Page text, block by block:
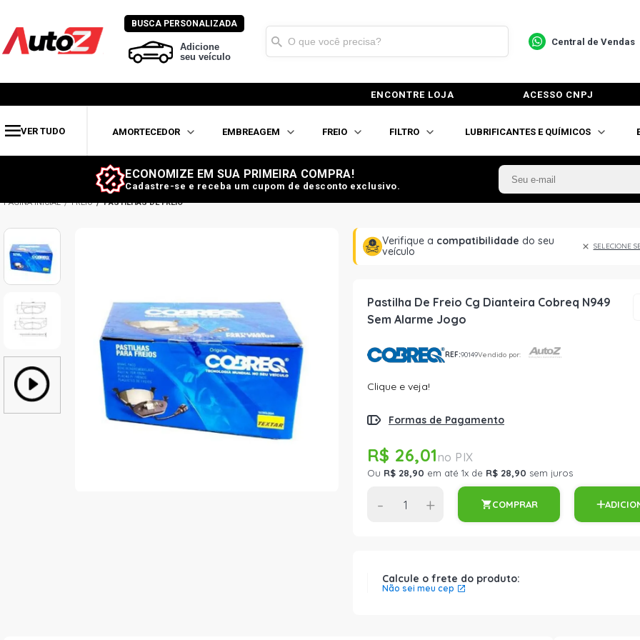
BUSCA PERSONALIZADA
Adicione
seu veículo
Central de Vendas
ENCONTRE LOJA ACESSO CNPJ
VER TUDO AMORTECEDOR EMBREAGEM FREIO FILTRO LUBRIFICANTES E QUÍMICOS
ECONOMIZE EM SUA PRIMEIRA COMPRA!
Cadastre-se e receba um cupom de desconto exclusivo.
FREIO PASTILHAS DE FREIO
Verifique a compatibilidade do seu
veículo
SELECIONE
Pastilha De Freio Cg Dianteira Cobreq N949
Sem Alarme Jogo
REF:90149Vendido por:
Clique e veja!
Formas de Pagamento
R$ 26,01
Ou R$ 28,90 em até 1x de R$ 28,90 sem juros
- + COMPRAR
Calcule o frete do produto:
Não sei meu cep